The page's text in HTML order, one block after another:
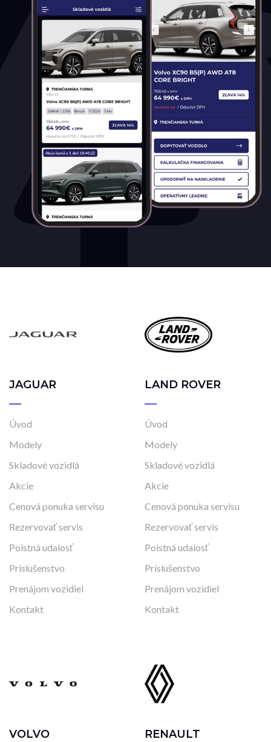
JAGUAR
Úvod
Modely
Skladové vozidlá
Akcie
Cenová ponuka servisu
Rezervovať servis
Poistná udalosť
Príslušenstvo
Prenájom vozidiel
Kontakt
LAND ROVER
Úvod
Modely
Skladové vozidlá
Akcie
Cenová ponuka servisu
Rezervovať servis
Poistná udalosť
Príslušenstvo
Prenájom vozidiel
Kontakt
VOLVO RENAULT